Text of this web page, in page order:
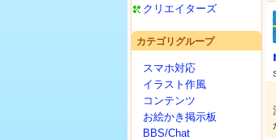
クリエイターズ
カテゴリグループ
スマホ対応
イラスト作風
コンテンツ
お絵かき掲示板
BBS/Chat